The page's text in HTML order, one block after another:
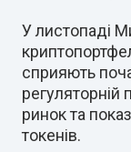
У листопаді
сприяють
регуляторній
ринок та
токенів.